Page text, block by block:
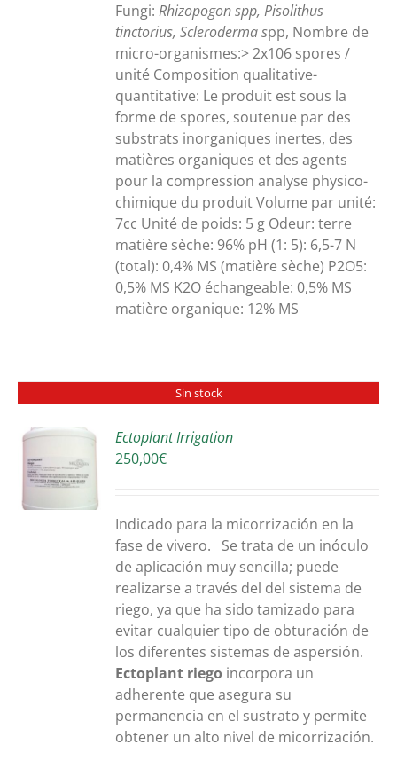
Fungi:Rhizopogon spp, Pisolithus
tinctorius, Scleroderma spp, Nombre de
micro-organismes:> 2x106 spores /
unité Composition qualitative-
quantitative: Le produit est sous la
forme de spores, soutenue par des
substrats inorganiques inertes, des
matières organiques et des agents
pour la compression analyse physico-
chimique du produit Volume par unité:
7cc Unité de poids: 5 g Odeur: terre
matière sèche: 96% pH (1: 5): 6,5-7 N
(total): 0,4% MS (matière sèche) P2O5:
0,5% MS K2O échangeable: 0,5% MS
matière organique: 12% MS
Sin stock
Ectoplant Irrigation
250,00€
Indicado para la micorrización en la
fase de vivero. Se trata de un inóculo
de aplicación muy sencilla; puede
realizarse a través del del sistema de
riego, ya que ha sido tamizado para
evitar cualquier tipo de obturación de
los diferentes sistemas de aspersión.
Ectoplant riego incorpora un
adherente que asegura su
permanencia en el sustrato y permite
obtener un alto nivel de micorrización.